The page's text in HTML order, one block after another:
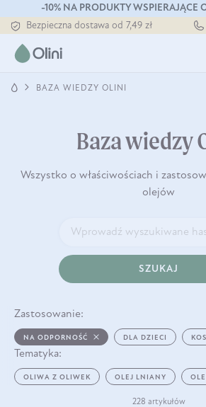
-10% NA PRODUKTY WSPIERAJĄCE
Bezpieczna dostawa od 7,49 zł
Darmowa dostawa od 199 zł
Tłoczony zawsze na zimno
BAZA WIEDZY OLINI
Baza wiedzy
Wszystko o właściwościach i
olejów
SZUKAJ
Zastosowanie:
NA ODPORNOŚĆ DLA DZIECI
Tematyka:
OLIWA Z OLIWEK OLEJ LNIANY
228 artykułów